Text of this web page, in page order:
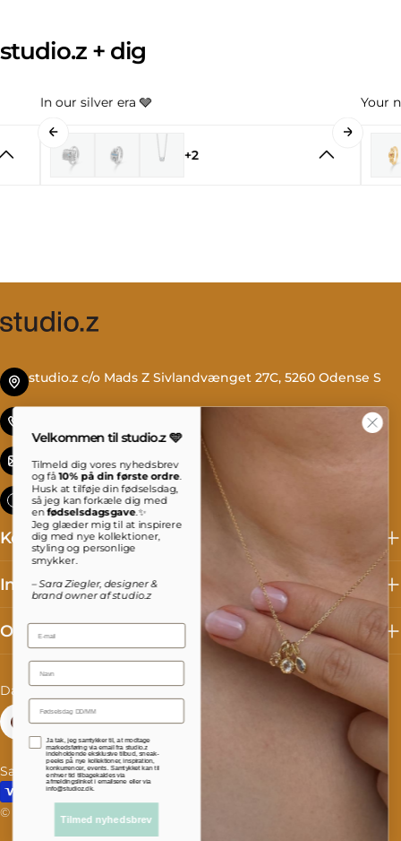
studio.z + dig
In our silver era 🩶
+2
Your
studio.z c/o Mads Z Sivlandvænget 27C, 5260 Odense S
info@studioz.dk
Mandag til torsdag: 8 - 16 Fredag: 8 - 15:30
Kollektioner
Information
Om studio.z
S
p
o
g
Dansk
L
a
n
d
/
Danmark (DKK kr.)
© 2026 studioz.dk Drevet af Shopify
Salgs- og leveringsbetingelser
Betalingsmetoder
Velkommen til studio.z 🩵
Tilmeld dig vores nyhedsbrev
og få10% på din første ordre.
Husk at tilføje din fødselsdag,
så jeg kan forkæle dig med
enfødselsdagsgave.✨
Jeg glæder mig til at inspirere
dig med nye kollektioner,
styling og personlige
smykker.
– Sara Ziegler, designer &
brand owner af studio.z
Email
Name
Accepterer persondatapolitik
Ja tak, jeg samtykker til, at modtage
markedsføring via email fra studio.z
indeholdende eksklusive tilbud, sneak-
peeks på nye kollektioner, inspiration,
konkurrencer, events. Samtykket kan til
enhver tid tilbagekaldes via
afmeldingslinket i emailsene eller via
info@studioz.dk.
Tilmed nyhedsbrev